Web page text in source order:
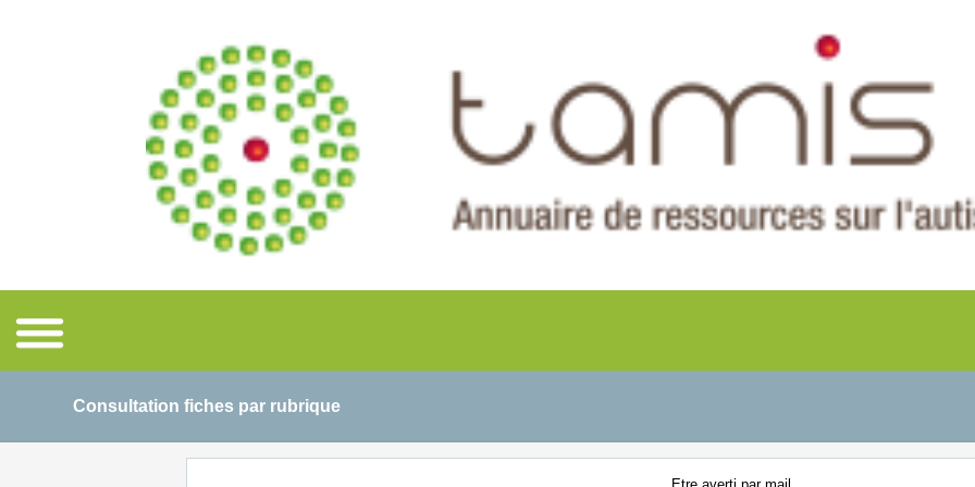
Consultation fiches par rubrique